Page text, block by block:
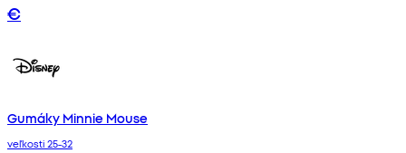
€
Gumáky Minnie Mouse
veľkosti 25-32